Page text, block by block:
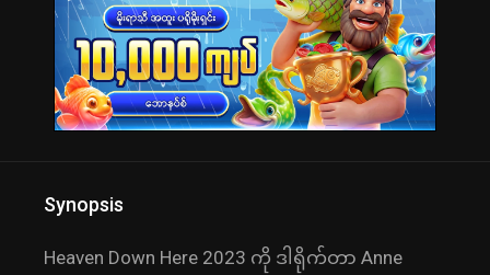
Synopsis
Heaven Down Here 2023 ကို ဒါရိုက်တာ Anne